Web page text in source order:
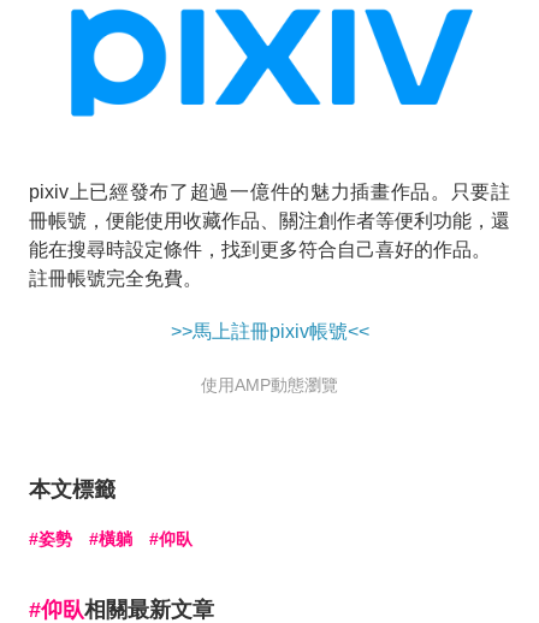
pixiv上已經發布了超過一億件的魅力插畫作品。只要註
冊帳號，便能使用收藏作品、關注創作者等便利功能，還
能在搜尋時設定條件，找到更多符合自己喜好的作品。
註冊帳號完全免費。
>>馬上註冊pixiv帳號<<
使用AMP動態瀏覽
本文標籤
姿勢 橫躺 仰臥
仰臥相關最新文章